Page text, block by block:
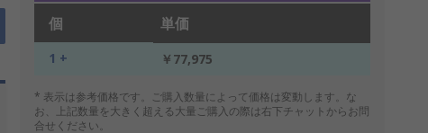
個 単価
1 + ￥77,975
* 表示は参考価格です。ご購入数量によって価格は変動します。な
お、上記数量を大きく超える大量ご購入の際は右下チャットからお問
合せください。